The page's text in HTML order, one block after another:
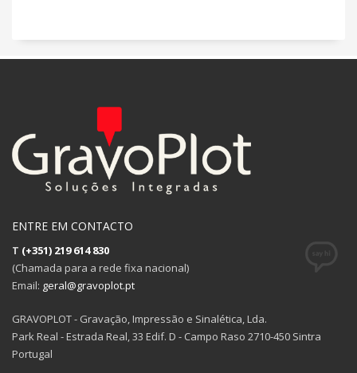
ENTRE EM CONTACTO
T (+351) 219 614 830
(Chamada para a rede fixa nacional)
Email: geral@gravoplot.pt
GRAVOPLOT - Gravação, Impressão e Sinalética, Lda.
Park Real - Estrada Real, 33 Edif. D - Campo Raso 2710-450 Sintra
Portugal